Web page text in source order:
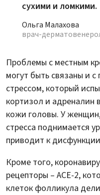
сухими и ломкими.
Ольга Малахова
врач-
Проблемы с местным
могут быть связаны и
стрессом, который
кортизол и адреналин
кожи головы. У
стресса поднимается
приводит к
Кроме того,
рецепторы – ACE-2,
клеток фолликула